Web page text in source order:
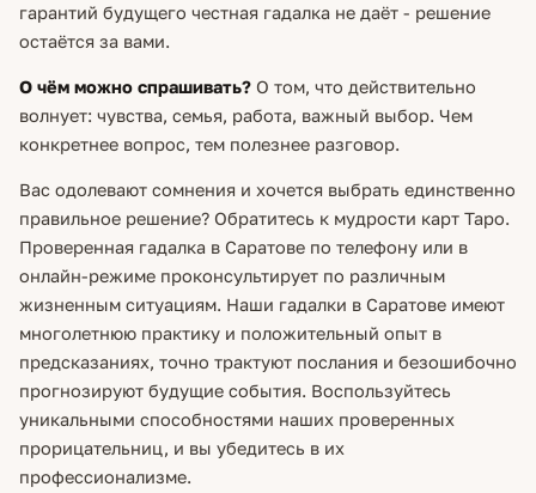
гарантий будущего честная гадалка не даёт - решение
остаётся за вами.
О чём можно спрашивать? О том, что действительно
волнует: чувства, семья, работа, важный выбор. Чем
конкретнее вопрос, тем полезнее разговор.
Вас одолевают сомнения и хочется выбрать единственно
правильное решение? Обратитесь к мудрости карт Таро.
Проверенная гадалка в Саратове по телефону или в
онлайн-режиме проконсультирует по различным
жизненным ситуациям. Наши гадалки в Саратове имеют
многолетнюю практику и положительный опыт в
предсказаниях, точно трактуют послания и безошибочно
прогнозируют будущие события. Воспользуйтесь
уникальными способностями наших проверенных
прорицательниц, и вы убедитесь в их
профессионализме.